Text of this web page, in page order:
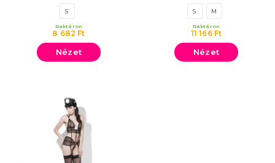
S
8 682 Ft
Raktáron
Nézet
S M
11 166 Ft
Raktáron
Nézet